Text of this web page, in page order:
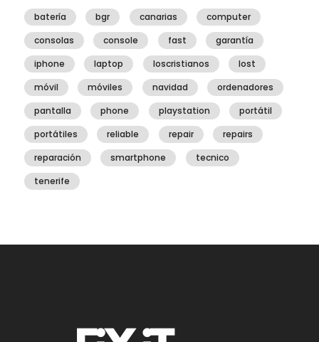
batería bgr canarias
computer
consolas
console fast
garantía
iphone
laptop loscristianos
lost
móvil
móviles navidad
ordenadores
pantalla
phone playstation
portátil
portátiles
reliable repair
repairs
reparación
smartphone
tecnico
tenerife